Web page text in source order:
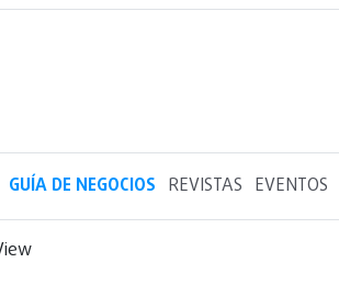
GUÍA DE NEGOCIOS REVISTAS EVENTOS